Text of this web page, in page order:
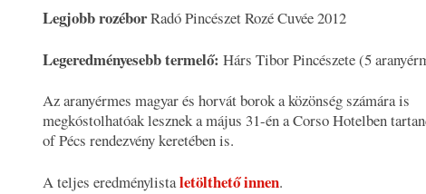
Legjobb rozéborRadó Pincészet Rozé Cuvée 2012
Legeredményesebb termelő: Hárs Tibor Pincészete (5
Az aranyérmes magyar és horvát borok a közönség számára is
megkóstolhatóak lesznek a május 31-én a Corso Hotelben
of Pécs rendezvény keretében is.
A teljes eredménylistaletölthető innen.